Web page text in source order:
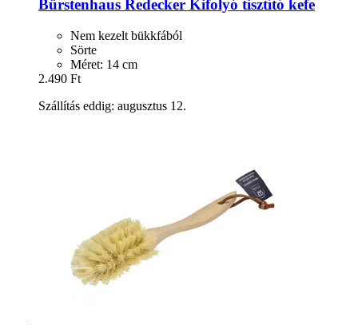
Bürstenhaus Redecker Kifolyó tisztító kefe
Nem kezelt bükkfából
Sörte
Méret: 14 cm
2.490 Ft
Szállítás eddig: augusztus 12.